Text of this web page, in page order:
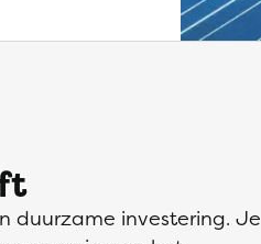
duurzame investering. Je